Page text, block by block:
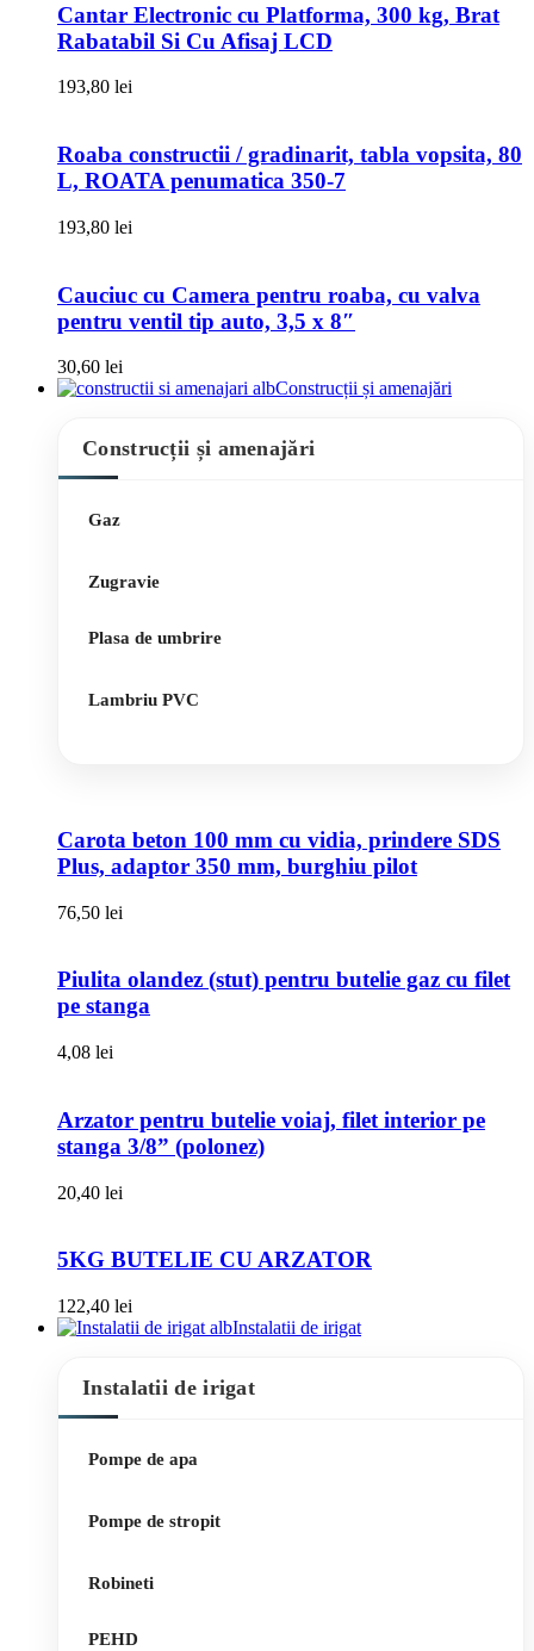
Cantar Electronic cu Platforma, 300 kg, Brat
Rabatabil Si Cu Afisaj LCD
193,80 lei
Roaba constructii / gradinarit, tabla vopsita, 80
L, ROATA penumatica 350-7
193,80 lei
Cauciuc cu Camera pentru roaba, cu valva
pentru ventil tip auto, 3,5 x 8″
30,60 lei
Construcții și amenajări
Construcții și amenajări
Gaz
Zugravie
Plasa de umbrire
Lambriu PVC
Carota beton 100 mm cu vidia, prindere SDS
Plus, adaptor 350 mm, burghiu pilot
76,50 lei
Piulita olandez (stut) pentru butelie gaz cu filet
pe stanga
4,08 lei
Arzator pentru butelie voiaj, filet interior pe
stanga 3/8” (polonez)
20,40 lei
5KG BUTELIE CU ARZATOR
122,40 lei
Instalatii de irigat
Instalatii de irigat
Pompe de apa
Pompe de stropit
Robineti
PEHD